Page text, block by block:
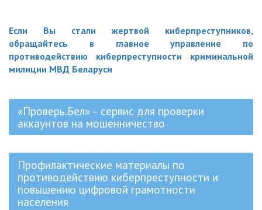
Если Вы стали жертвой киберпреступников,
обращайтесь в главное управление по
противодействию киберпреступности криминальной
милиции МВД Беларуси
«Проверь.Бел» – сервис для проверки
аккаунтов на мошенничество
Профилактические материалы по
противодействию киберпреступности и
повышению цифровой грамотности
населения